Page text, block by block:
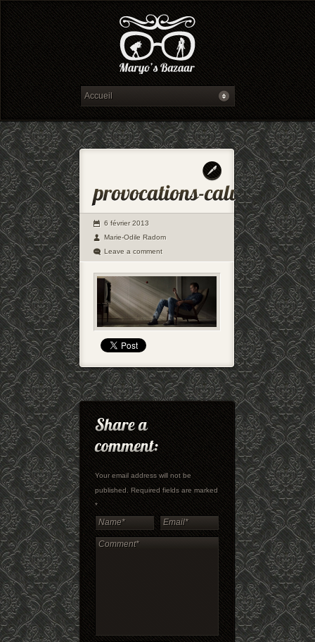
6 février 2013
Marie-Odile Radom
Leave a comment
Your email address will not be
published. Required fields are marked
*